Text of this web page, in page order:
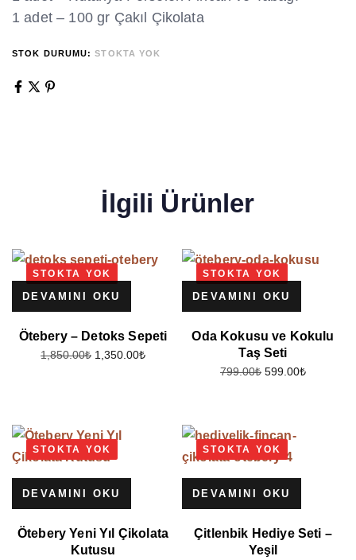
1 adet – 100 gr Çakıl Çikolata
STOK DURUMU:STOKTA YOK
İlgili Ürünler
STOKTA YOK
DEVAMINI OKU
Ötebery – Detoks Sepeti
1,850.00₺ 1,350.00₺
STOKTA YOK
DEVAMINI OKU
Oda Kokusu ve Kokulu
Taş Seti
799.00₺ 599.00₺
STOKTA YOK
DEVAMINI OKU
Ötebery Yeni Yıl Çikolata
Kutusu
STOKTA YOK
DEVAMINI OKU
Çitlenbik Hediye Seti –
Yeşil